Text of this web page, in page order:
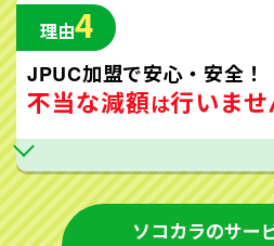
理由4
JPUC加盟で安心・安全！
不当な減額は行いませ
ソコカラのサー